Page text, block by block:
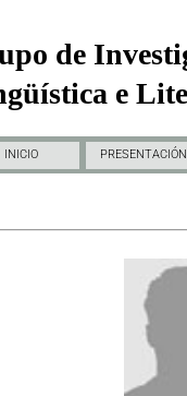
de
e
INICIO PRESENTACIÓN